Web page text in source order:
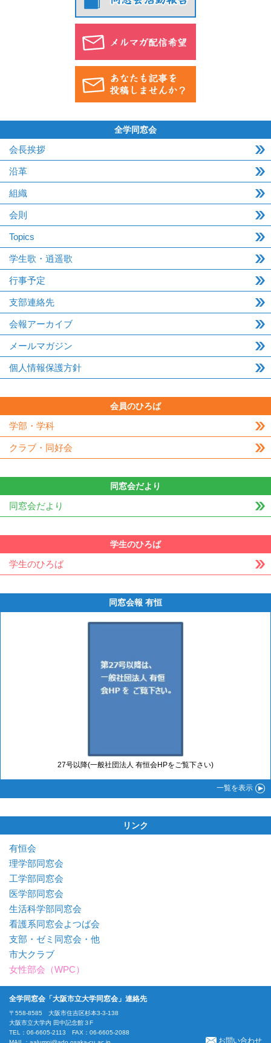
全学同窓会
会長挨拶
沿革
組織
会則
Topics
学生歌・逍遥歌
行事予定
支部連絡先
会報アーカイブ
メールマガジン
個人情報保護方針
会員のひろば
学部・学科
クラブ・同好会
同窓会だより
同窓会だより
学生のひろば
学生のひろば
同窓会報 有恒
27号以降(一般社団法人 有恒会HPをご覧下さい)
一覧を表示
リンク
有恒会
理学部同窓会
工学部同窓会
医学部同窓会
生活科学部同窓会
看護系同窓会よつば会
支部・ゼミ同窓会・他
市大クラブ
女性部会（WPC）
全学同窓会「大阪市立大学同窓会」連絡先
〒558-8585 大阪市住吉区杉本3-3-138
大阪市立大学内 田中記念館３F
TEL：06-6605-2113 FAX：06-6605-2088
お問い合わせ